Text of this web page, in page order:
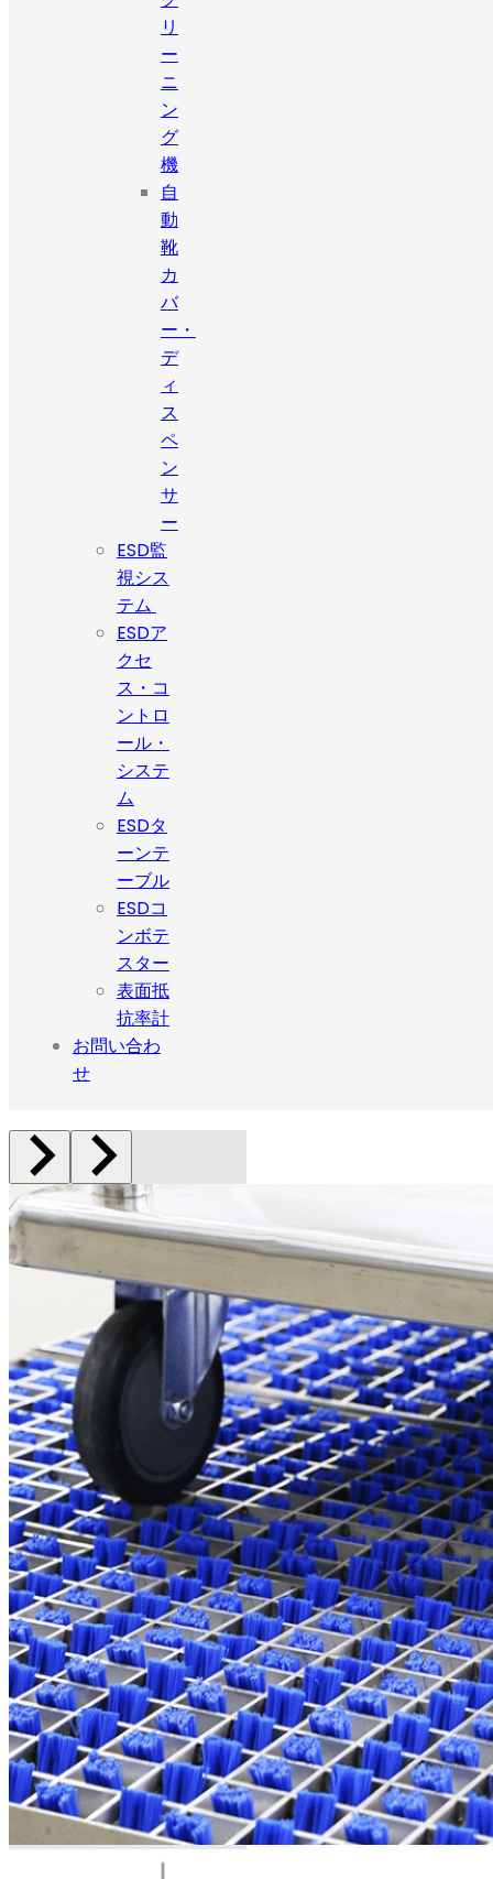
リ
ー
ニ
ン
グ
機
自
動
靴
カ
バ
ー・
デ
ィ
ス
ペ
ン
サ
ー
ESD監
視シス
テム
ESDア
クセ
ス・コ
ントロ
ール・
システ
ム
ESDタ
ーンテ
ーブル
ESDコ
ンボテ
スター
表面抵
抗率計
お問い合わ
せ